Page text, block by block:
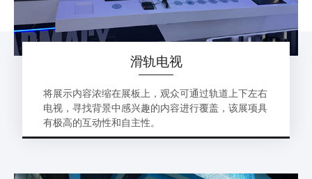
滑轨电视
将展示内容浓缩在展板上，观众可通过轨道上下左右
电视，寻找背景中感兴趣的内容进行覆盖，该展项具
有极高的互动性和自主性。